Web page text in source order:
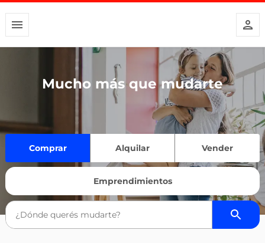
Mucho más que mudarte
Comprar Alquilar Vender
Emprendimientos